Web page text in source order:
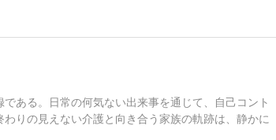
ある。日常の何気ない出来事を通じて、自己コント
りの見えない介護と向き合う家族の軌跡は、静かに